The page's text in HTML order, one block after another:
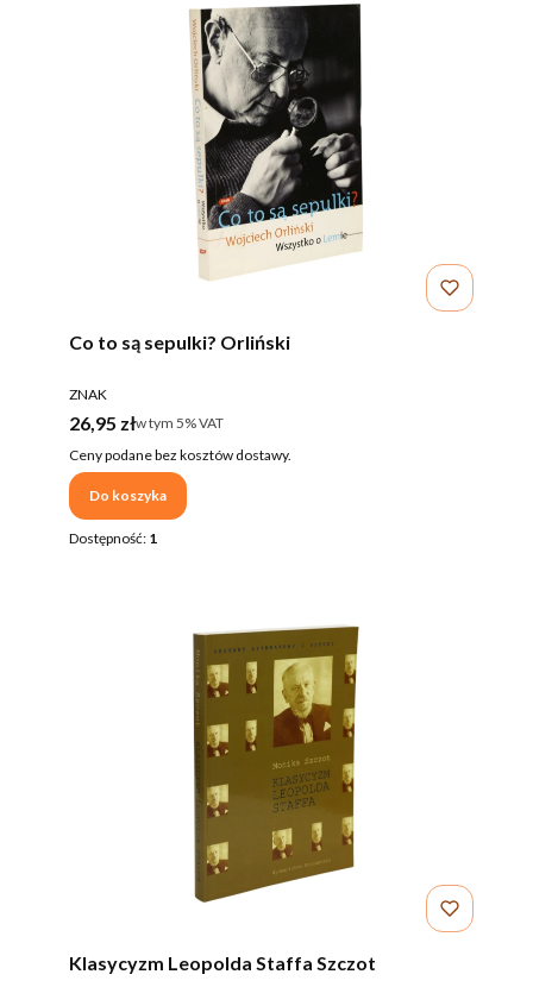
Co to są sepulki? Orliński
PRODUCENT
ZNAK
Cena brutto
26,95 złw tym %s VAT
w tym 5%VAT
Ceny podane bez kosztów dostawy.
Do koszyka
Dostępność: 1
Klasycyzm Leopolda Staffa Szczot